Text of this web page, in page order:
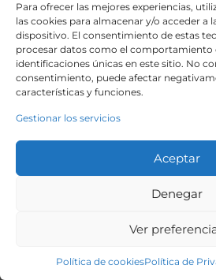
Para ofrecer las mejores experiencias,
las cookies para almacenar y/o acceder a
dispositivo. El consentimiento de estas
procesar datos como el comportamiento
identificaciones únicas en este sitio. No
consentimiento, puede afectar
características y funciones.
Gestionar los servicios
Aceptar
Denegar
Ver
Política de cookiesPolítica de
Epical-Q Pack EPIC86 Intel Core i7
180hz FHD IPS + Combo Gaming
1899,00€
era:
1649,99€
actual
es: